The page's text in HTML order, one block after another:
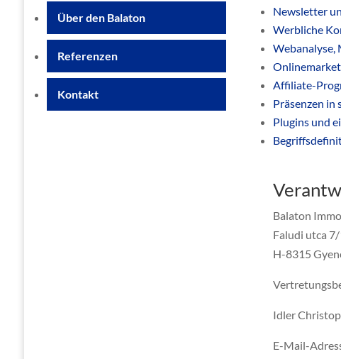
Über den Balaton
Referenzen
Kontakt
Newsletter
Werbliche
Affiliate-
Präsenzen in
Plugins und
Balaton
Faludi utca 7/
H-8315
Idler
E-Mail-